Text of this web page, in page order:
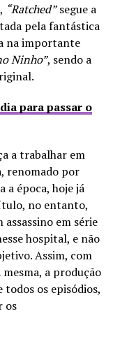
“Ratched”segue a
pela fantástica
na importante
Ninho”, sendo a
para passar o
a trabalhar em
renomado por
a época, hoje já
no entanto,
em série
hospital, e não
Assim, com
a produção
os episódios,
os